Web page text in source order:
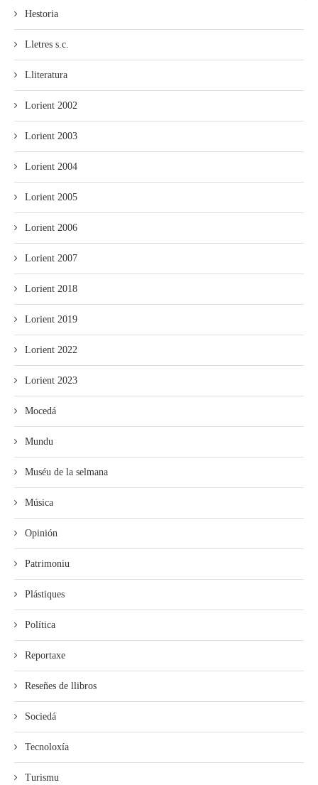
Hestoria
Lletres s.c.
Lliteratura
Lorient 2002
Lorient 2003
Lorient 2004
Lorient 2005
Lorient 2006
Lorient 2007
Lorient 2018
Lorient 2019
Lorient 2022
Lorient 2023
Mocedá
Mundu
Muséu de la selmana
Música
Opinión
Patrimoniu
Plástiques
Política
Reportaxe
Reseñes de llibros
Sociedá
Tecnoloxía
Turismu